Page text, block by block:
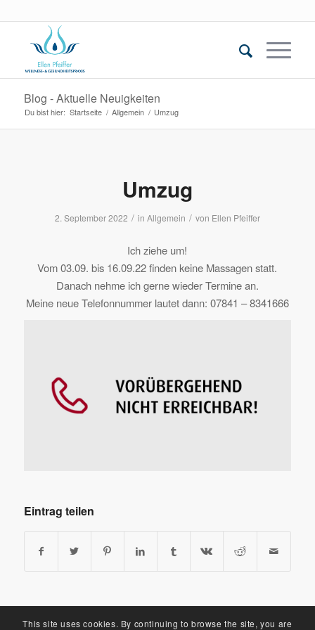
Blog - Aktuelle Neuigkeiten
Du bist hier: Startseite / Allgemein / Umzug
Umzug
2. September 2022 / in Allgemein / von Ellen Pfeiffer
Ich ziehe um!
Vom 03.09. bis 16.09.22 finden keine Massagen statt.
Danach nehme ich gerne wieder Termine an.
Meine neue Telefonnummer lautet dann: 07841 – 8341666
Eintrag teilen
This site uses cookies. By continuing to browse the site, you are